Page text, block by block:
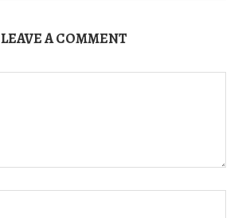
LEAVE A COMMENT